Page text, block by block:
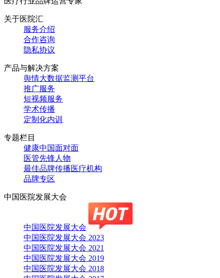
关于医院汇
服务介绍
合作咨询
隐私协议
产品与解决方案
舆情大数据监测平台
推广服务
短视频服务
学术传播
定制化内训
专题栏目
健康中国面对面
医管先锋人物
最佳品牌传播医疗机构
品牌专区
中国医院发展大会
中国医院发展大会
中国医院发展大会 2023
中国医院发展大会 2021
中国医院发展大会 2019
中国医院发展大会 2018